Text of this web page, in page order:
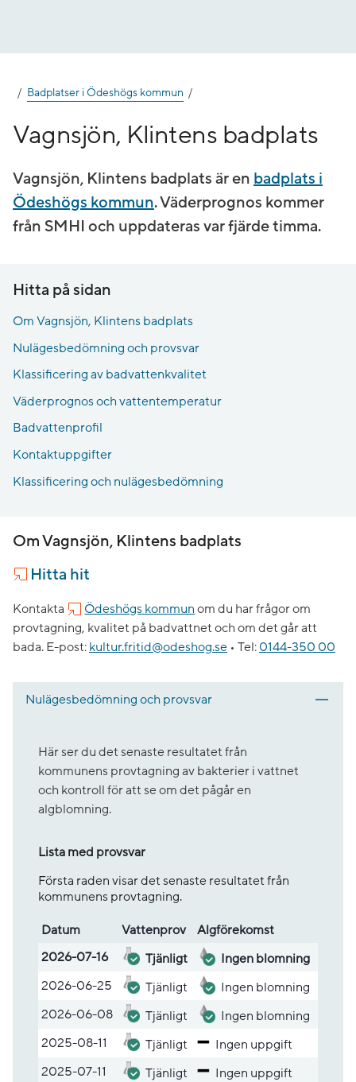
Badplatser i Ödeshögs kommun
Vagnsjön, Klintens badplats
Vagnsjön, Klintens badplats är en badplats i
Ödeshögs kommun. Väderprognos kommer
från SMHI och uppdateras var fjärde timma.
Hitta på sidan
Om Vagnsjön, Klintens badplats
Nulägesbedömning och provsvar
Klassificering av badvattenkvalitet
Väderprognos och vattentemperatur
Badvattenprofil
Kontaktuppgifter
Klassificering och nulägesbedömning
Om Vagnsjön, Klintens badplats
Hitta hit
Kontakta Ödeshögs kommun om du har frågor om
provtagning, kvalitet på badvattnet och om det går att
bada. E-post: kultur.fritid@odeshog.se • Tel: 0144-350 00
Nulägesbedömning och provsvar
Här ser du det senaste resultatet från
kommunens provtagning av bakterier i vattnet
och kontroll för att se om det pågår en
algblomning.
Lista med provsvar
Första raden visar det senaste resultatet från
kommunens provtagning.
Lista med provsvar
Datum Vatten­prov
Alg­före­komst
2026-07-16
Tjänligt
Ingen blomning
2026-06-25
Tjänligt
Ingen blomning
2026-06-08
Tjänligt
Ingen blomning
2025-08-11
Tjänligt
Ingen uppgift
2025-07-11
Tjänligt Ingen uppgift